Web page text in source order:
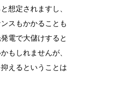
想定されますし、
スもかかることも
電で大儲けすると
もしれませんが、
えるということは